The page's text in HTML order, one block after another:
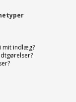
mit indlæg?